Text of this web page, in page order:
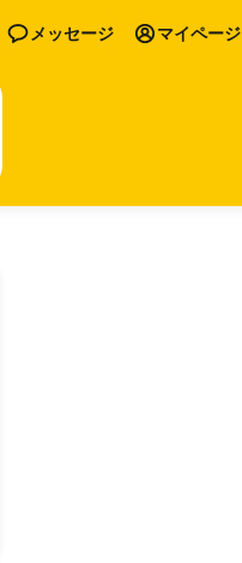
メッセージ マイページ